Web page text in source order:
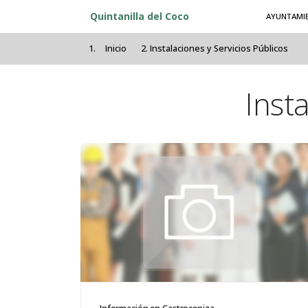
Pasar al contenido principal
Quintanilla del Coco
Inicio Instalaciones y Servicios Públicos